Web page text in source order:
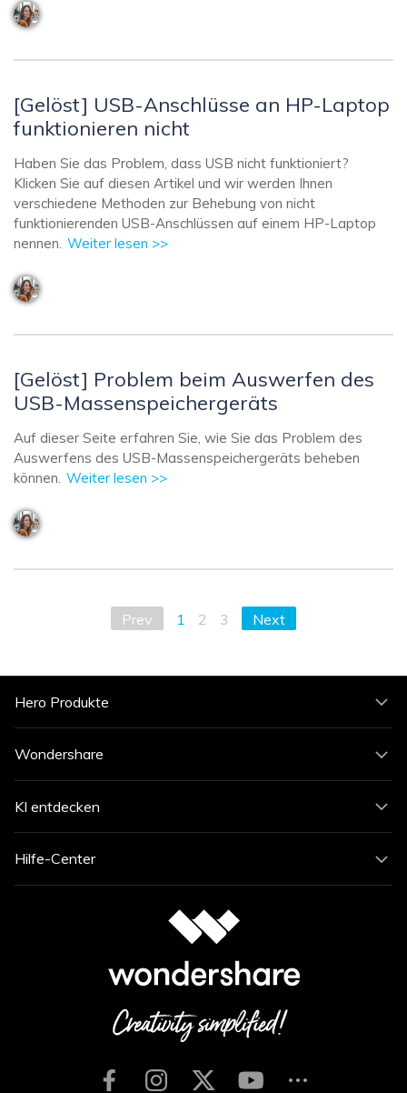
[Gelöst] USB-Anschlüsse an HP-Laptop
funktionieren nicht
Haben Sie das Problem, dass USB nicht funktioniert?
Klicken Sie auf diesen Artikel und wir werden Ihnen
verschiedene Methoden zur Behebung von nicht
funktionierenden USB-Anschlüssen auf einem HP-Laptop
nennen. Weiter lesen >>
[Gelöst] Problem beim Auswerfen des
USB-Massenspeichergeräts
Auf dieser Seite erfahren Sie, wie Sie das Problem des
Auswerfens des USB-Massenspeichergeräts beheben
können. Weiter lesen >>
Prev 1 2 3 Next
Hero Produkte
Wondershare
KI entdecken
Hilfe-Center